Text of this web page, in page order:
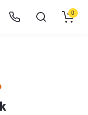
0